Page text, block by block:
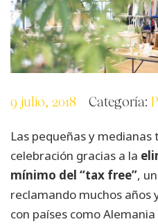
9 julio, 2018 Categoría:
Las pequeñas y medianas
celebración gracias a la
mínimo del “tax free”,
reclamando muchos años
con países como